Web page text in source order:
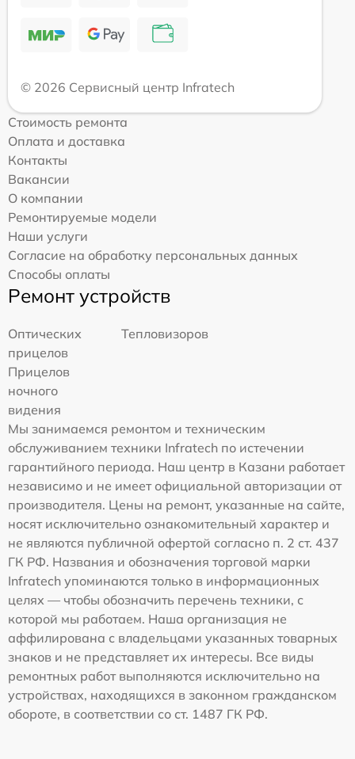
© 2026 Сервисный центр Infratech
Стоимость ремонта
Оплата и доставка
Контакты
Вакансии
О компании
Ремонтируемые модели
Наши услуги
Согласие на обработку персональных данных
Способы оплаты
Ремонт устройств
Оптических
прицелов
Тепловизоров
Прицелов
ночного
видения
Мы занимаемся ремонтом и техническим
обслуживанием техники Infratech по истечении
гарантийного периода. Наш центр в Казани работает
независимо и не имеет официальной авторизации от
производителя. Цены на ремонт, указанные на сайте,
носят исключительно ознакомительный характер и
не являются публичной офертой согласно п. 2 ст. 437
ГК РФ. Названия и обозначения торговой марки
Infratech упоминаются только в информационных
целях — чтобы обозначить перечень техники, с
которой мы работаем. Наша организация не
аффилирована с владельцами указанных товарных
знаков и не представляет их интересы. Все виды
ремонтных работ выполняются исключительно на
устройствах, находящихся в законном гражданском
обороте, в соответствии со ст. 1487 ГК РФ.